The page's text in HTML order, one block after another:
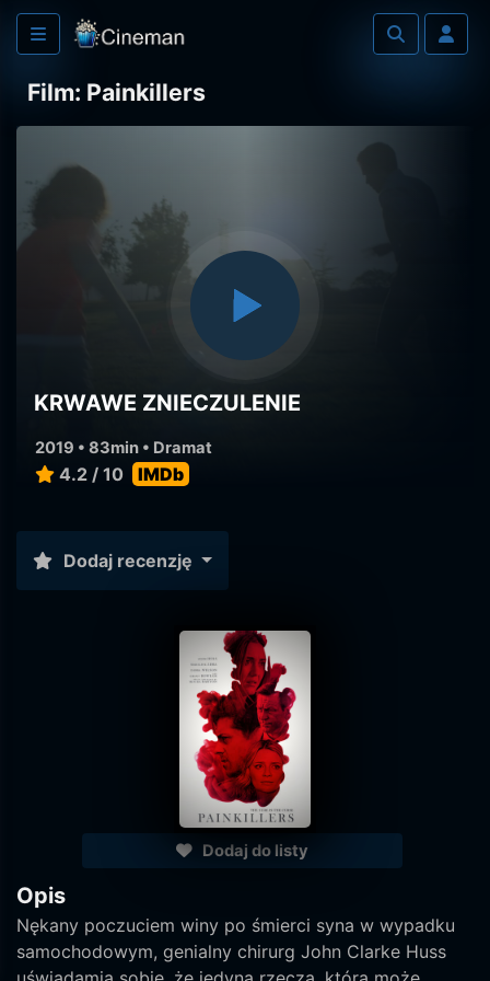
Film: Painkillers
KRWAWE ZNIECZULENIE
2019 • 83min • Dramat
4.2 / 10 IMDb
Dodaj recenzję
Dodaj do listy
Opis
Nękany poczuciem winy po śmierci syna w wypadku
samochodowym, genialny chirurg John Clarke Huss